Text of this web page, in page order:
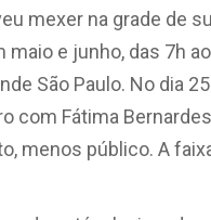
mexer na grade de
maio e junho, das 7h
São Paulo. No dia
com Fátima
menos público. A